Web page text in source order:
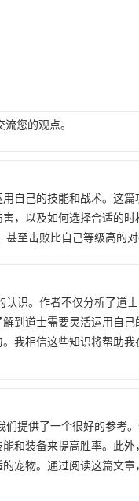
您的观点。
自己的技能和战术。这
，以及如何选择合适的
至击败比自己等级高的对
识。作者不仅分析了道
到道士需要灵活运用自
我相信这些知识将帮助
提供了一个很好的参考
和装备来提高胜率。此
宠物。通过阅读这篇文